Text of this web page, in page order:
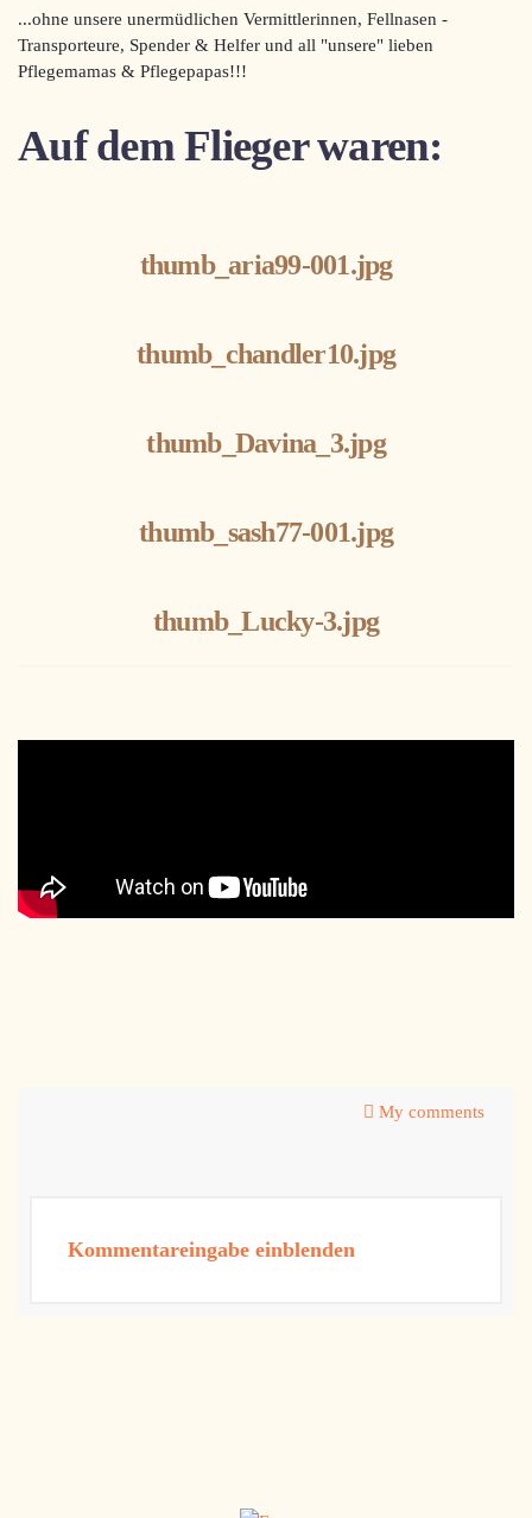
...ohne unsere unermüdlichen Vermittlerinnen, Fellnasen -
Transporteure, Spender & Helfer und all "unsere" lieben
Pflegemamas & Pflegepapas!!!
Auf dem Flieger waren:
thumb_aria99-001.jpg
thumb_chandler10.jpg
thumb_Davina_3.jpg
thumb_sash77-001.jpg
thumb_Lucky-3.jpg
My comments
Kommentareingabe einblenden